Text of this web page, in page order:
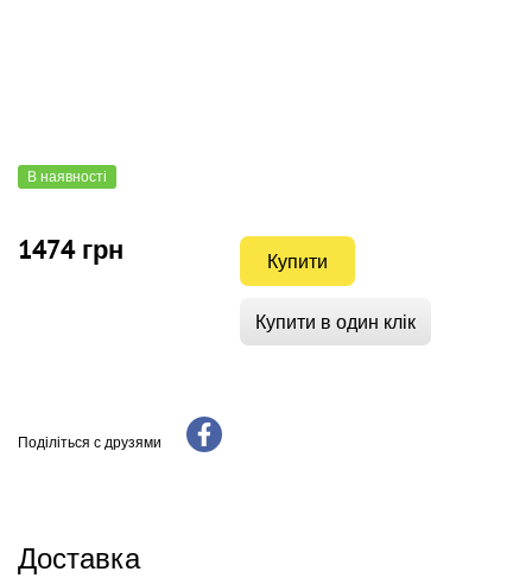
В наявності
1474 грн Купити
Купити в один клік
Поділіться с друзями
Доставка